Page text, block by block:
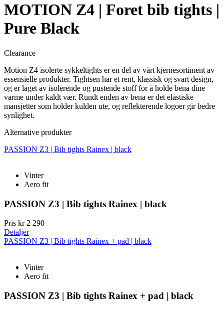
MOTION Z4 | Foret bib tights |
Pure Black
Clearance
Motion Z4 isolerte sykkeltights er en del av vårt kjernesortiment av
essensielle produkter. Tightsen har et rent, klassisk og svart design,
og er laget av isolerende og pustende stoff for å holde bena dine
varme under kaldt vær. Rundt enden av bena er det elastiske
mansjetter som holder kulden ute, og reflekterende logoer gir bedre
synlighet.
Alternative produkter
PASSION Z3 | Bib tights Rainex | black
Vinter
Aero fit
PASSION Z3 | Bib tights Rainex | black
Pris kr 2 290
Detaljer
PASSION Z3 | Bib tights Rainex + pad | black
Vinter
Aero fit
PASSION Z3 | Bib tights Rainex + pad | black